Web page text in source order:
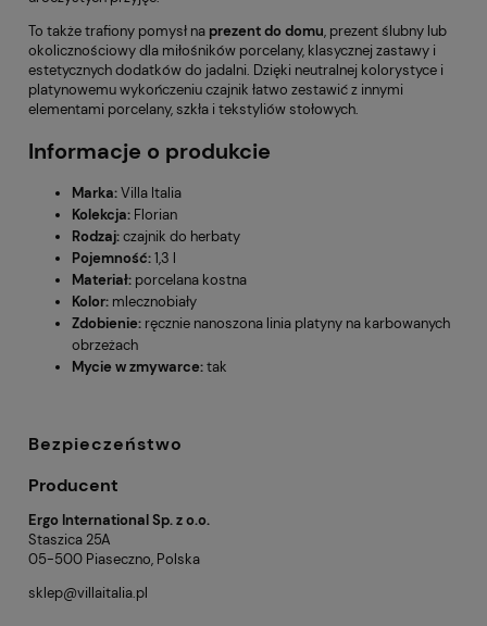
To także trafiony pomysł na prezent do domu, prezent ślubny lub
okolicznościowy dla miłośników porcelany, klasycznej zastawy i
estetycznych dodatków do jadalni. Dzięki neutralnej kolorystyce i
platynowemu wykończeniu czajnik łatwo zestawić z innymi
elementami porcelany, szkła i tekstyliów stołowych.
Informacje o produkcie
Marka:Villa Italia
Kolekcja: Florian
Rodzaj:czajnik do herbaty
Pojemność:1,3 l
Materiał: porcelana kostna
Kolor: mlecznobiały
Zdobienie: ręcznie nanoszona linia platyny na karbowanych
obrzeżach
Mycie w zmywarce:tak
Bezpieczeństwo
Producent
Ergo International Sp. z o.o.
Staszica 25A
05-500 Piaseczno, Polska
sklep@villaitalia.pl